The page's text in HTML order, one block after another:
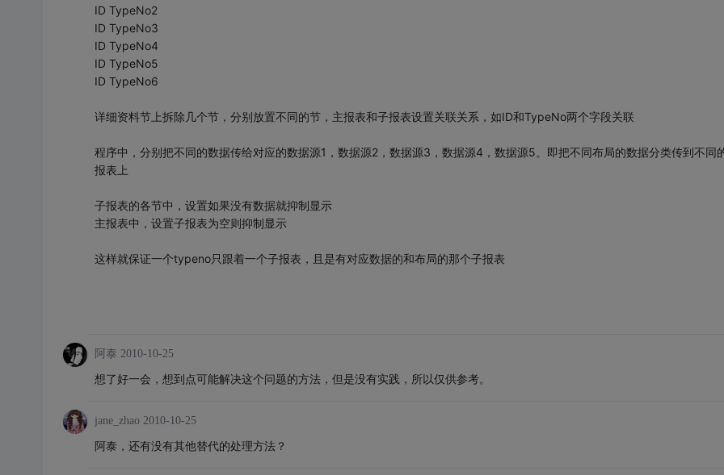
ID TypeNo2
ID TypeNo3
ID TypeNo4
ID TypeNo5
ID TypeNo6
详细资料节上拆除几个节，分别放置不同的节，主报表和子报表设置关联关系，如ID和TypeNo两个字段关联
程序中，分别把不同的数据传给对应的数据源1，数据源2，数据源3，数据源4，数据源5。即把不同布局的数据分类传到不同
报表上
子报表的各节中，设置如果没有数据就抑制显示
主报表中，设置子报表为空则抑制显示
这样就保证一个typeno只跟着一个子报表，且是有对应数据的和布局的那个子报表
阿泰 2010-10-25
想了好一会，想到点可能解决这个问题的方法，但是没有实践，所以仅供参考。
jane_zhao 2010-10-25
阿泰，还有没有其他替代的处理方法？